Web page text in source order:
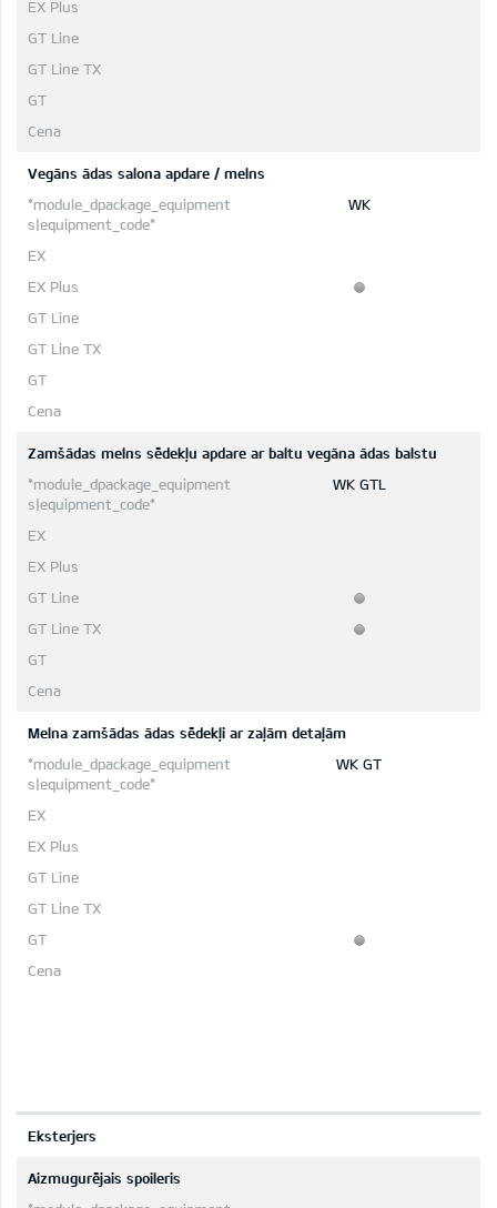
Vegāns ādas salona apdare / melns
WK
Zamšādas melns sēdekļu apdare ar baltu vegāna ādas balstu
WK GTL
Melna zamšādas ādas sēdekļi ar zaļām detaļām
WK GT
Eksterjers
Aizmugurējais spoileris